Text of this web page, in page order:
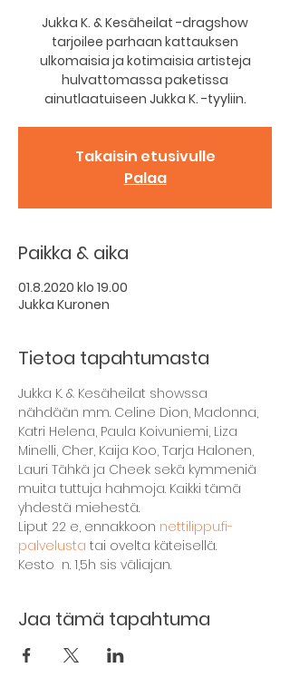
Jukka K. & Kesäheilat -dragshow
tarjoilee parhaan kattauksen
ulkomaisia ja kotimaisia artisteja
hulvattomassa paketissa
ainutlaatuiseen Jukka K. -tyyliin.
Takaisin etusivulle
Palaa
Paikka & aika
01.8.2020 klo 19.00
Jukka Kuronen
Tietoa tapahtumasta
Jukka K. & Kesäheilat showssa
nähdään mm. Celine Dion, Madonna,
Katri Helena, Paula Koivuniemi, Liza
Minelli, Cher, Kaija Koo, Tarja Halonen,
Lauri Tähkä ja Cheek sekä kymmeniä
muita tuttuja hahmoja. Kaikki tämä
yhdestä miehestä.
Liput 22 e, ennakkoon nettilippu.fi-
palvelusta tai ovelta käteisellä.
Kesto  n. 1,5h sis väliajan.
Jaa tämä tapahtuma